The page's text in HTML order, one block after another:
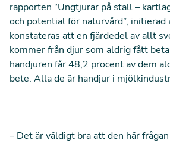
rapporten “Ungtjurar på stall –
och potential för naturvård”,
konstateras atten fjärdedel av allt
kommer från djur som aldrig fått
handjuren får 48,2 procent av dem
bete. Alla de är handjur i
– Det är väldigt bra att den här